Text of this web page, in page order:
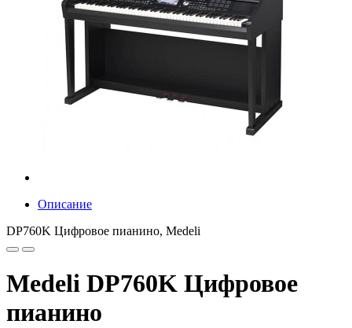
Описание
DP760K Цифровое пианино, Medeli
Medeli DP760K Цифровое
пианино